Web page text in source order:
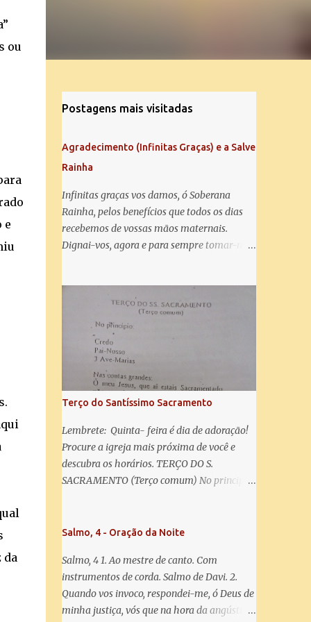
ou
e
da
Postagens mais visitadas
Agradecimento (Infinitas Graças) e a Salve
Rainha
Infinitas graças vos damos, ó Soberana
Rainha, pelos benefícios que todos os dias
recebemos de vossas mãos maternais.
Dignai-vos, agora e para sempre tomar-nos
Salve Rainha: Salve Rainha , Mãe de
misericórdia, vida, doçura, esperança nossa,
salve! A vós bradamos os degredados filhos
de Eva, a vós suspiramos, gemendo e
chorando neste vale de lágrimas. Eia, pois,
Advogada nossa, estes vossos olhos
misericordiosos a nós volvei, e depois deste
desterro, mostrai-nos Jesus. Bendito é o
fruto do vosso ventre, ó clemente, ó piedosa,
ó doce e sempre Virgem Maria. Rogai por
nós Santa Mãe de Deus. Para que sejamos
dignos das promessas de Cristo. Amém.
Terço do Santíssimo Sacramento
Lembrete: Quinta- feira é dia de adoração!
Procure a igreja mais próxima de você e
descubra os horários. TERÇO DO S.
SACRAMENTO (Terço comum) No principio:
Sacramentado, não permitais que eu viva
coração ao Vosso e o Vosso ao meu, e, nem
sem Vós morra eu! Nas contas pequenas:
Sacramento de Amor! Misericórdia Senhor!
Glória ao Pai: Cristo pão da vida e remédio
Salmo, 4 - Oração da Noite
Salmo, 4 1. Ao mestre de canto. Com
instrumentos de corda. Salmo de Davi. 2.
Quando vos invoco, respondei-me, ó Deus de
minha justiça, vós que na hora da angústia